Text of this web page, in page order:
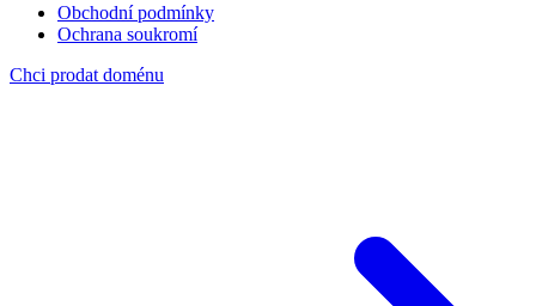
Obchodní podmínky
Ochrana soukromí
Chci prodat doménu